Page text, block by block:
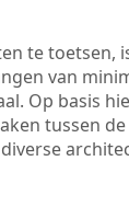
te toetsen,
van
Op basis
tussen